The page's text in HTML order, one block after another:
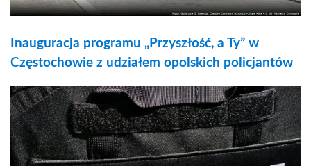
Inauguracja programu „Przyszłość, a Ty” w
Częstochowie z udziałem opolskich policjantów